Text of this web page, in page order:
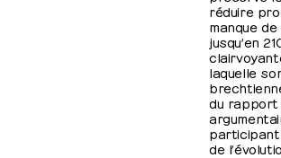
réduire
manque
jusqu’en
laquelle
du rapport
de